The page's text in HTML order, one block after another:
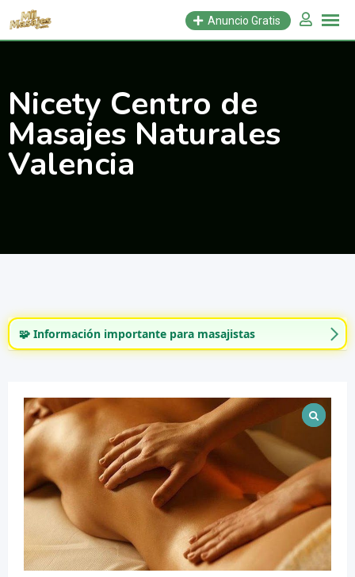
Saltar
Anuncio Gratis
Nicety Centro de
Masajes Naturales
Valencia
🧩 Información importante para masajistas